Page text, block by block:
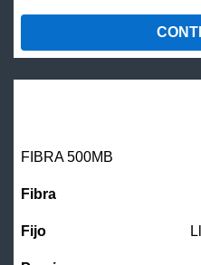
FIBRA500MB